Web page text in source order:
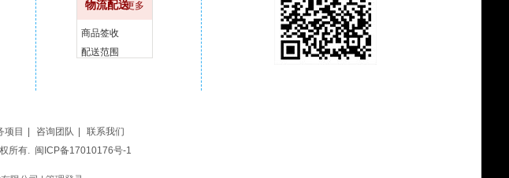
物流配送更多
商品签收
配送范围
项目 咨询团队
联系我们
所有. 闽ICP备17010176号-1